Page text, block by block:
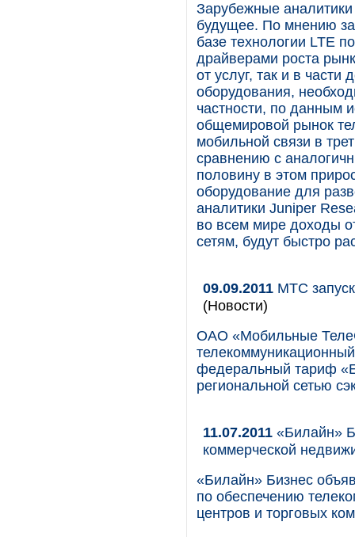
Зарубежные
будущее. По мнению
базе технологии LTE
драйверами роста
от услуг, так и в
оборудования,
частности, по данным
общемировой рынок
мобильной связи в
сравнению с
половину в этом
оборудование для
аналитики Juniper
во всем мире доходы
сетям, будут быстро
09.09.2011 МТС
(Новости)
ОАО «Мобильные
федеральный тариф
региональной сетью
11.07.2011 «Билайн»
коммерческой
«Билайн» Бизнес
по обеспечению
центров и торговых